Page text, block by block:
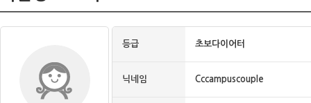
등급 초보다이어터
닉네임 Cccampuscouple